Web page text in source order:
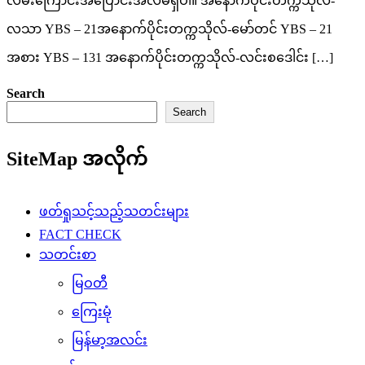
လသာ YBS – 21အနောက်ပိုင်းတက္ကသိုလ်-မော်တင် YBS – 21
အစား YBS – 131 အနောက်ပိုင်းတက္ကသိုလ်-လင်းစဒေါင်း […]
Search
Search
SiteMap အလိုက်
ဖတ်ရှုသင့်သည့်သတင်းများ
FACT CHECK
သတင်းစာ
မြဝတီ
ကြေးမုံ
မြန်မာ့အလင်း